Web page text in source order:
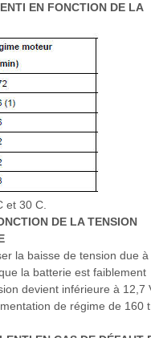
EN FONCTION DE LA
et 30 C.
DE LA TENSION
la baisse de tension due à
la batterie est faiblement
devient inférieure à 12,7
de régime de 160